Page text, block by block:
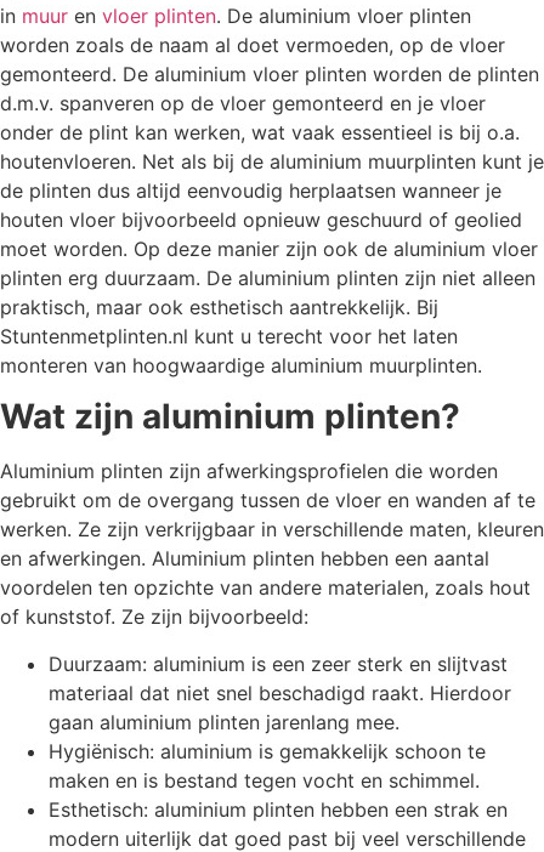
in muur en vloer plinten. De aluminium vloer plinten
worden zoals de naam al doet vermoeden, op de vloer
gemonteerd. De aluminium vloer plinten worden de plinten
d.m.v. spanveren op de vloer gemonteerd en je vloer
onder de plint kan werken, wat vaak essentieel is bij o.a.
houtenvloeren. Net als bij de aluminium muurplinten kunt je
de plinten dus altijd eenvoudig herplaatsen wanneer je
houten vloer bijvoorbeeld opnieuw geschuurd of geolied
moet worden. Op deze manier zijn ook de aluminium vloer
plinten erg duurzaam. De aluminium plinten zijn niet alleen
praktisch, maar ook esthetisch aantrekkelijk. Bij
Stuntenmetplinten.nl kunt u terecht voor het laten
monteren van hoogwaardige aluminium muurplinten.
Wat zijn aluminium plinten?
Aluminium plinten zijn afwerkingsprofielen die worden
gebruikt om de overgang tussen de vloer en wanden af te
werken. Ze zijn verkrijgbaar in verschillende maten, kleuren
en afwerkingen. Aluminium plinten hebben een aantal
voordelen ten opzichte van andere materialen, zoals hout
of kunststof. Ze zijn bijvoorbeeld:
Duurzaam: aluminium is een zeer sterk en slijtvast
materiaal dat niet snel beschadigd raakt. Hierdoor
gaan aluminium plinten jarenlang mee.
Hygiënisch: aluminium is gemakkelijk schoon te
maken en is bestand tegen vocht en schimmel.
Esthetisch: aluminium plinten hebben een strak en
modern uiterlijk dat goed past bij veel verschillende